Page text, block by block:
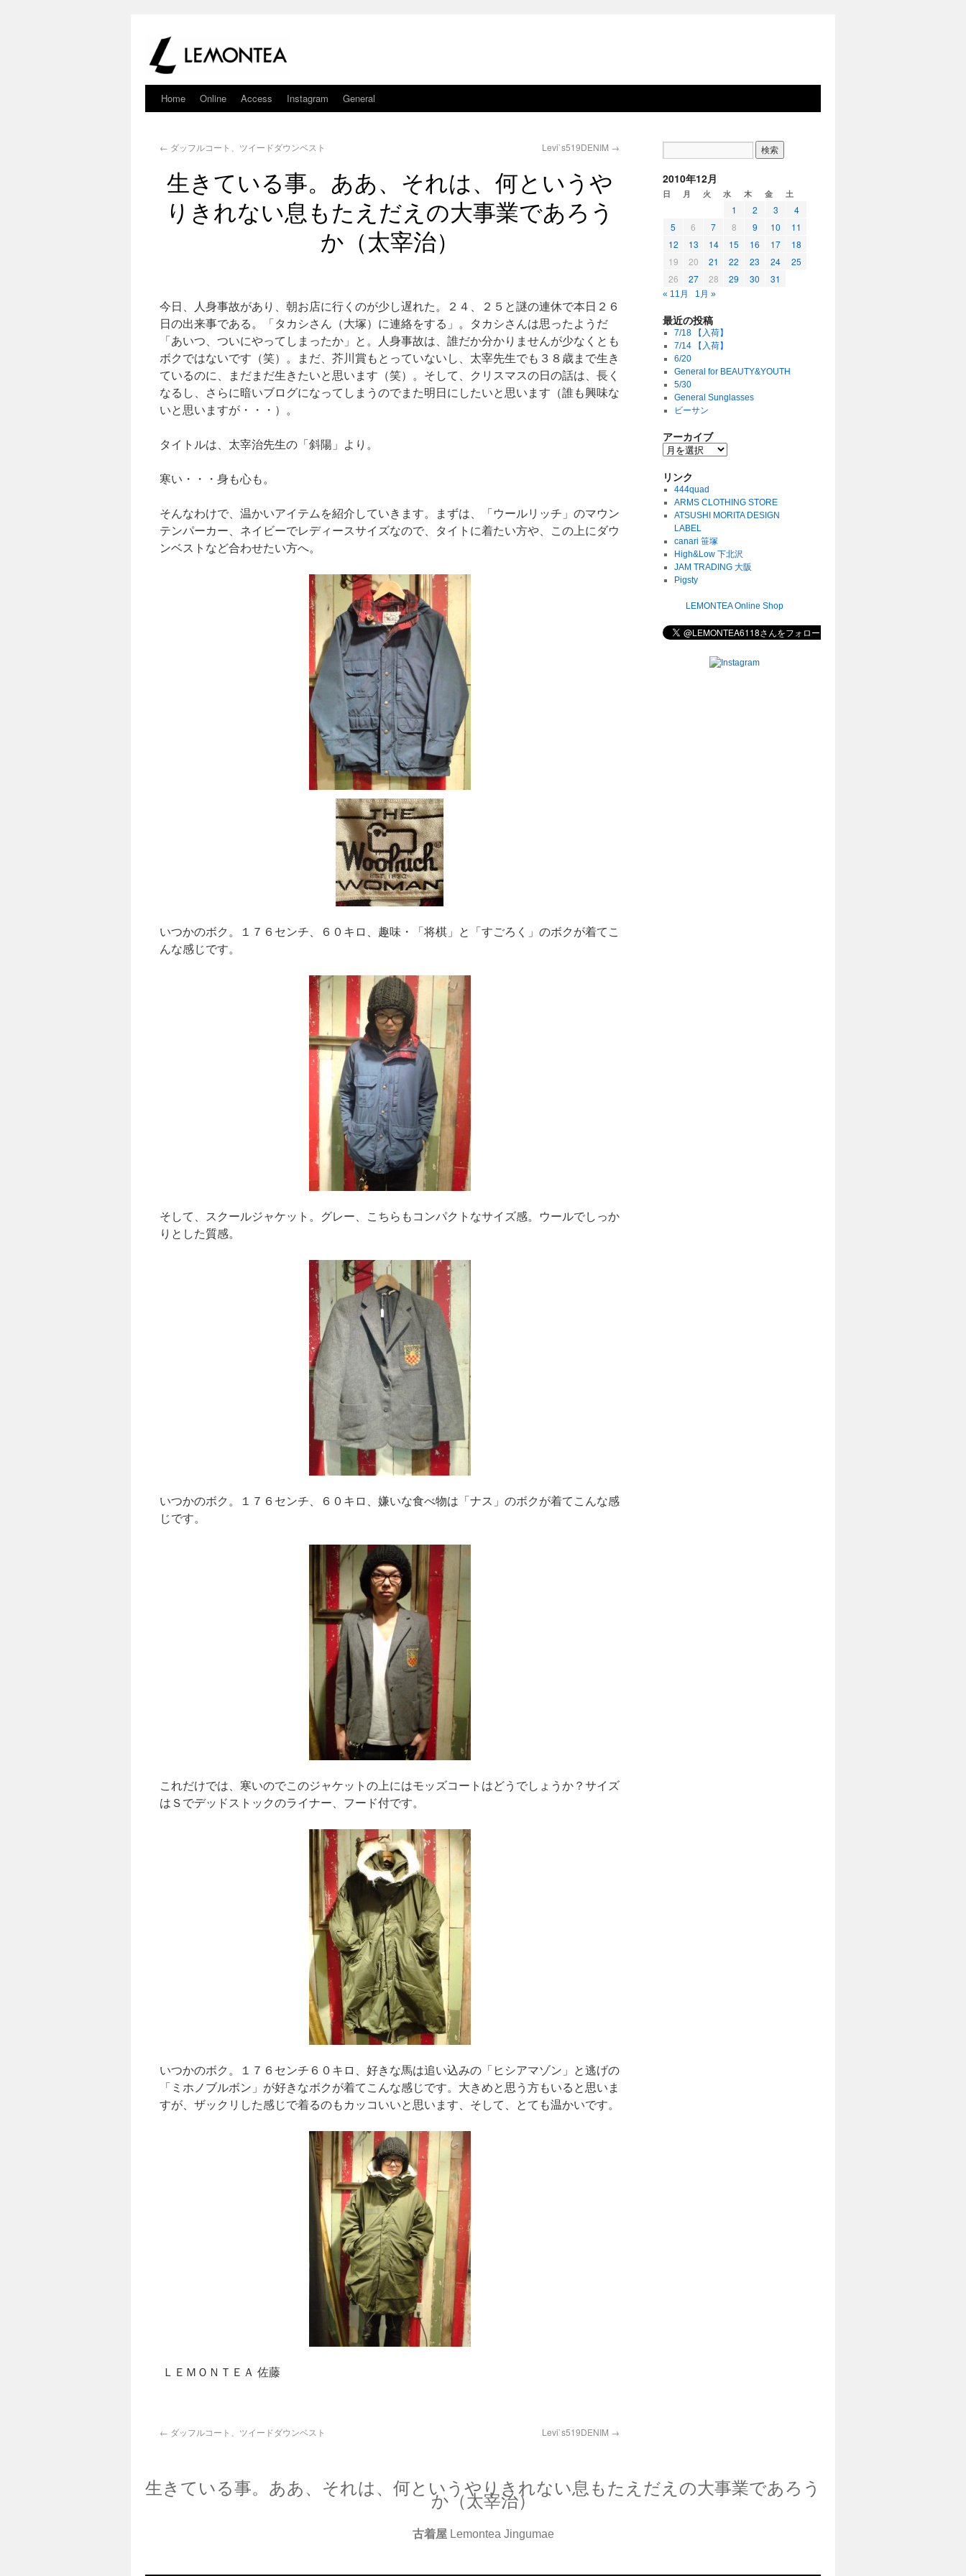
Home Online Access Instagram General
← ダッフルコート、ツイードダウンベスト Levi`s519DENIM →
生きている事。ああ、それは、何というや
りきれない息もたえだえの大事業であろう
か（太宰治）
今日、人身事故があり、朝お店に行くのが少し遅れた。２４、２５と謎の連休で本日２６
日の出来事である。「タカシさん（大塚）に連絡をする」。タカシさんは思ったようだ
「あいつ、ついにやってしまったか」と。人身事故は、誰だか分かりませんが少なくとも
ボクではないです（笑）。まだ、芥川賞もとっていないし、太宰先生でも３８歳まで生き
ているのに、まだまだ生きたいと思います（笑）。そして、クリスマスの日の話は、長く
なるし、さらに暗いブログになってしまうのでまた明日にしたいと思います（誰も興味な
いと思いますが・・・）。
タイトルは、太宰治先生の「斜陽」より。
寒い・・・身も心も。
そんなわけで、温かいアイテムを紹介していきます。まずは、「ウールリッチ」のマウン
テンパーカー、ネイビーでレディースサイズなので、タイトに着たい方や、この上にダウ
ンベストなど合わせたい方へ。
いつかのボク。１７６センチ、６０キロ、趣味・「将棋」と「すごろく」のボクが着てこ
んな感じです。
そして、スクールジャケット。グレー、こちらもコンパクトなサイズ感。ウールでしっか
りとした質感。
いつかのボク。１７６センチ、６０キロ、嫌いな食べ物は「ナス」のボクが着てこんな感
じです。
これだけでは、寒いのでこのジャケットの上にはモッズコートはどうでしょうか？サイズ
はＳでデッドストックのライナー、フード付です。
いつかのボク。１７６センチ６０キロ、好きな馬は追い込みの「ヒシアマゾン」と逃げの
「ミホノブルボン」が好きなボクが着てこんな感じです。大きめと思う方もいると思いま
すが、ザックリした感じで着るのもカッコいいと思います、そして、とても温かいです。
ＬＥＭＯＮＴＥＡ 佐藤
← ダッフルコート、ツイードダウンベスト Levi`s519DENIM →
2010年12月
日 月 火 水 木 金 土
1 2 3
4
5
6 7 8 9 10
11
12
13 14 15 16 17
18
19
20 21 22 23 24
25
26
27 28 29 30 31
« 11月 1月 »
最近の投稿
7/18 【入荷】
7/14 【入荷】
6/20
General for BEAUTY&YOUTH
5/30
General Sunglasses
ビーサン
アーカイブ
リンク
444quad
ARMS CLOTHING STORE
ATSUSHI MORITA DESIGN
LABEL
canari 笹塚
High&Low 下北沢
JAM TRADING 大阪
Pigsty
LEMONTEA Online Shop
生きている事。ああ、それは、何というやりきれない息もたえだえの大事業であろう
か（太宰治）
古着屋 Lemontea Jingumae